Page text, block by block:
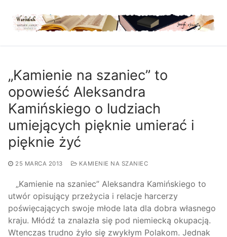
treści
„Kamienie na szaniec” to
opowieść Aleksandra
Kamińskiego o ludziach
umiejących pięknie umierać i
pięknie żyć
25 MARCA 2013 KAMIENIE NA SZANIEC
„Kamienie na szaniec” Aleksandra Kamińskiego to
utwór opisujący przeżycia i relacje harcerzy
poświęcających swoje młode lata dla dobra własnego
kraju. Młódź ta znalazła się pod niemiecką okupacją.
Wtenczas trudno żyło się zwykłym Polakom. Jednak